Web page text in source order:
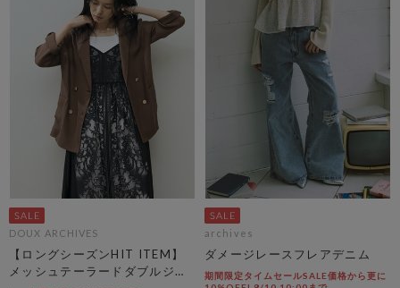
DOUX ARCHIVES
【ロングシーズンHIT ITEM】
メッシュテーラードダブルジャ
archives
ダメージレースフレアデニム
期間限定タイムセールSALE価格から更に